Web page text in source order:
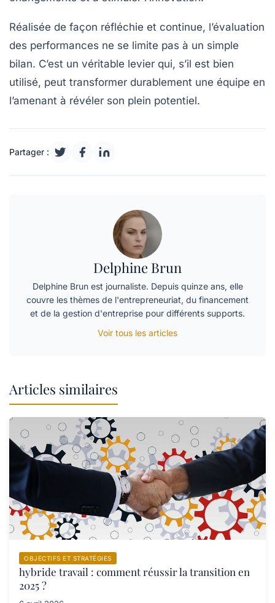
Réalisée de façon réfléchie et continue, l’évaluation
des performances ne se limite pas à un simple
bilan. C’est un véritable levier qui, s’il est bien
utilisé, peut transformer durablement une équipe en
l’amenant à révéler son plein potentiel.
Partager :
Delphine Brun
Delphine Brun est journaliste. Depuis quinze ans, elle
couvre les thèmes de l'entrepreneuriat, du financement
et de la gestion d'entreprise pour différents supports.
Voir tous les articles
Articles similaires
OBJECTIFS ET STRATÉGIES
hybride travail : comment réussir la transition en
2025 ?